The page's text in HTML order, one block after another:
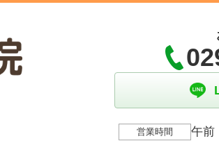
営業時間
午前